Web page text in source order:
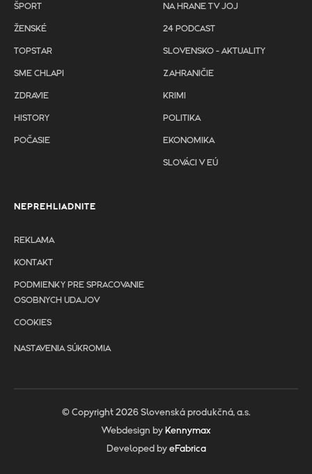
ŠPORT
ŽENSKÉ
TOPSTAR
SME CHLAPI
ZDRAVIE
HISTORY
POČASIE
NA HRANE TV JOJ
24 PODCAST
SLOVENSKO - AKTUALITY
ZAHRANIČIE
KRIMI
POLITIKA
EKONOMIKA
SLOVÁCI V EÚ
NEPREHLIADNITE
REKLAMA
KONTAKT
PODMIENKY PRE SPRACOVANIE
OSOBNYCH UDAJOV
COOKIES
NASTAVENIA SÚKROMIA
© Copyright 2026 Slovenská produkčná, a.s.
Webdesign by Kennymax
Developed by eFabrica